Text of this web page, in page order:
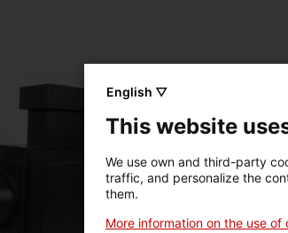
equip de
Numéro
English ▽
This website
We use own and third-party
traffic, and personalize the
them.
More information on the use of